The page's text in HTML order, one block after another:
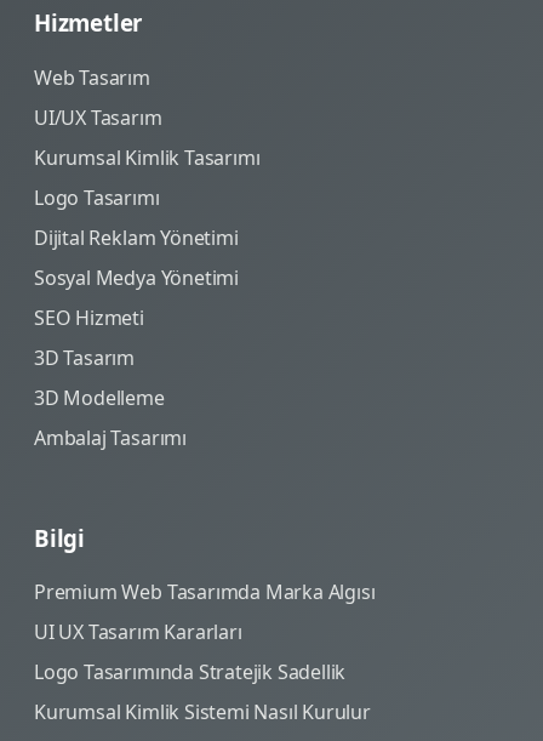
Hizmetler
Web Tasarım
UI/UX Tasarım
Kurumsal Kimlik Tasarımı
Logo Tasarımı
Dijital Reklam Yönetimi
Sosyal Medya Yönetimi
SEO Hizmeti
3D Tasarım
3D Modelleme
Ambalaj Tasarımı
Bilgi
Premium Web Tasarımda Marka Algısı
UI UX Tasarım Kararları
Logo Tasarımında Stratejik Sadellik
Kurumsal Kimlik Sistemi Nasıl Kurulur